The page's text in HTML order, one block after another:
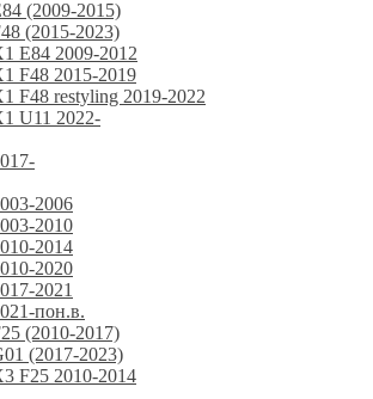
(2009-2015)
(2015-2023)
E84 2009-2012
F48 2015-2019
F48 restyling 2019-2022
U11 2022-
2006
2010
2014
2020
2021
пон.в.
(2010-2017)
(2017-2023)
F25 2010-2014